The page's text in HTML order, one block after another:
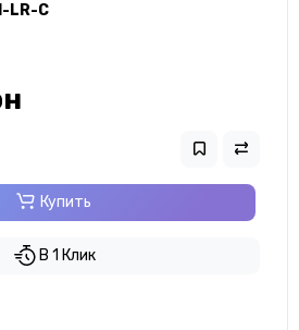
LR-C
Купить
В 1 Клик